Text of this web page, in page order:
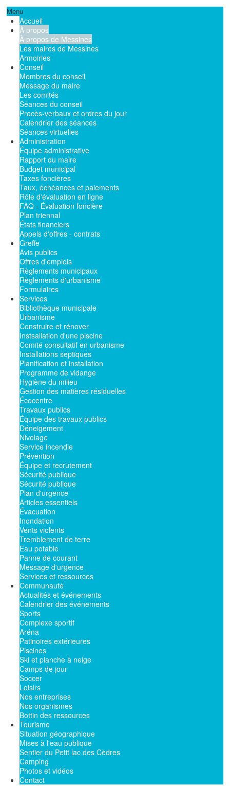
Menu
Accueil
À propos
À propos de Messines
Les maires de Messines
Armoiries
Conseil
Membres du conseil
Message du maire
Les comités
Séances du conseil
Procès-verbaux et ordres du jour
Calendrier des séances
Séances virtuelles
Administration
Équipe administrative
Rapport du maire
Budget municipal
Taxes foncières
Taux, échéances et paiements
Rôle d'évaluation en ligne
FAQ - Évaluation foncière
Plan triennal
États financiers
Appels d'offres - contrats
Greffe
Avis publics
Offres d'emplois
Règlements municipaux
Règlements d'urbanisme
Formulaires
Services
Bibliothèque municipale
Urbanisme
Construire et rénover
Instsallation d'une piscine
Comité consultatif en urbanisme
Installations septiques
Planification et installation
Programme de vidange
Hygiène du milieu
Gestion des matières résiduelles
Écocentre
Travaux publics
Équipe des travaux publics
Déneigement
Nivelage
Service incendie
Prévention
Équipe et recrutement
Sécurité publique
Sécurité publique
Plan d'urgence
Articles essentiels
Évacuation
Inondation
Vents violents
Tremblement de terre
Eau potable
Panne de courant
Message d'urgence
Services et ressources
Communauté
Actualités et événements
Calendrier des événements
Sports
Complexe sportif
Aréna
Patinoires extérieures
Piscines
Ski et planche à neige
Camps de jour
Soccer
Loisirs
Nos entreprises
Nos organismes
Bottin des ressources
Tourisme
Situation géographique
Mises à l'eau publique
Sentier du Petit lac des Cèdres
Camping
Photos et vidéos
Contact